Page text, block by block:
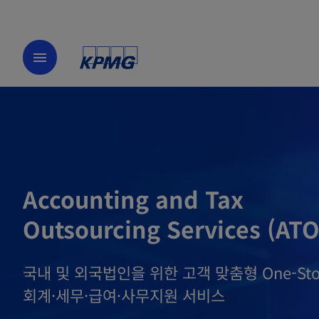
menu
Accounting and Tax
Outsourcing Services
국내 및 외국법인을 위한 고객 맞춤형 One-
회계·세무·급여·사무지원 서비스